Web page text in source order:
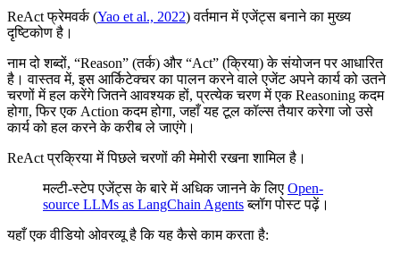
ReAct फ्रेमवर्क (Yao et al., 2022) वर्तमान में एजेंट्स बनाने का मुख्य
दृष्टिकोण है।
नाम दो शब्दों, “Reason” (तर्क) और “Act” (क्रिया) के संयोजन पर आधारित
है। वास्तव में, इस आर्किटेक्चर का पालन करने वाले एजेंट अपने कार्य को उतने
चरणों में हल करेंगे जितने आवश्यक हों, प्रत्येक चरण में एक Reasoning कदम
होगा, फिर एक Action कदम होगा, जहाँ यह टूल कॉल्स तैयार करेगा जो उसे
कार्य को हल करने के करीब ले जाएंगे।
ReAct प्रक्रिया में पिछले चरणों की मेमोरी रखना शामिल है।
मल्टी-स्टेप एजेंट्स के बारे में अधिक जानने के लिए Open-
source LLMs as LangChain Agentsब्लॉग पोस्ट पढ़ें।
यहाँ एक वीडियो ओवरव्यू है कि यह कैसे काम करता है: